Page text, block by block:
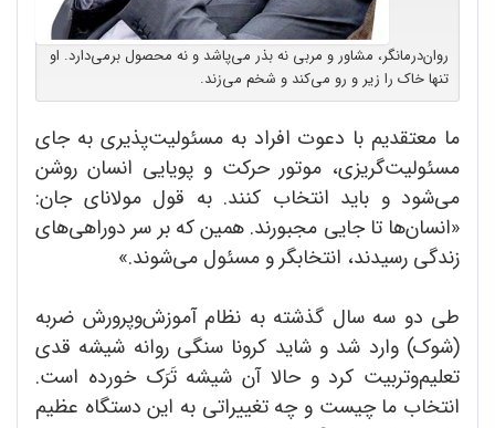
روان‌درمانگر، مشاور و مربی نه بذر می‌پاشد و نه محصول برمی‌دارد. او
تنها خاک را زیر و رو می‌کند و شخم می‌زند.
ما معتقدیم با دعوت افراد به مسئولیت‌پذیری به جای
مسئولیت‌گریزی، موتور حرکت و پویایی انسان روشن
می‌شود و باید انتخاب کنند. به قول مولانای جان:
«انسان‌ها تا جایی مجبورند. همین که بر سر دوراهی‌های
زندگی رسیدند، انتخابگر و مسئول می‌شوند.»
طی دو سه سال گذشته به نظام آموزش‌و‌پرورش ضربه
(شوک) وارد شد و شاید کرونا سنگی روانه شیشه قدی
تعلیم‌وتربیت کرد و حالا آن شیشه تَرَک خورده است.
انتخاب ما چیست و چه تغییراتی به این دستگاه عظیم